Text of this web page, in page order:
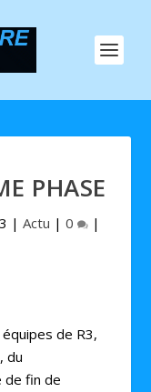
PHASE
| Actu | 0 |
de R3,
du
de fin de